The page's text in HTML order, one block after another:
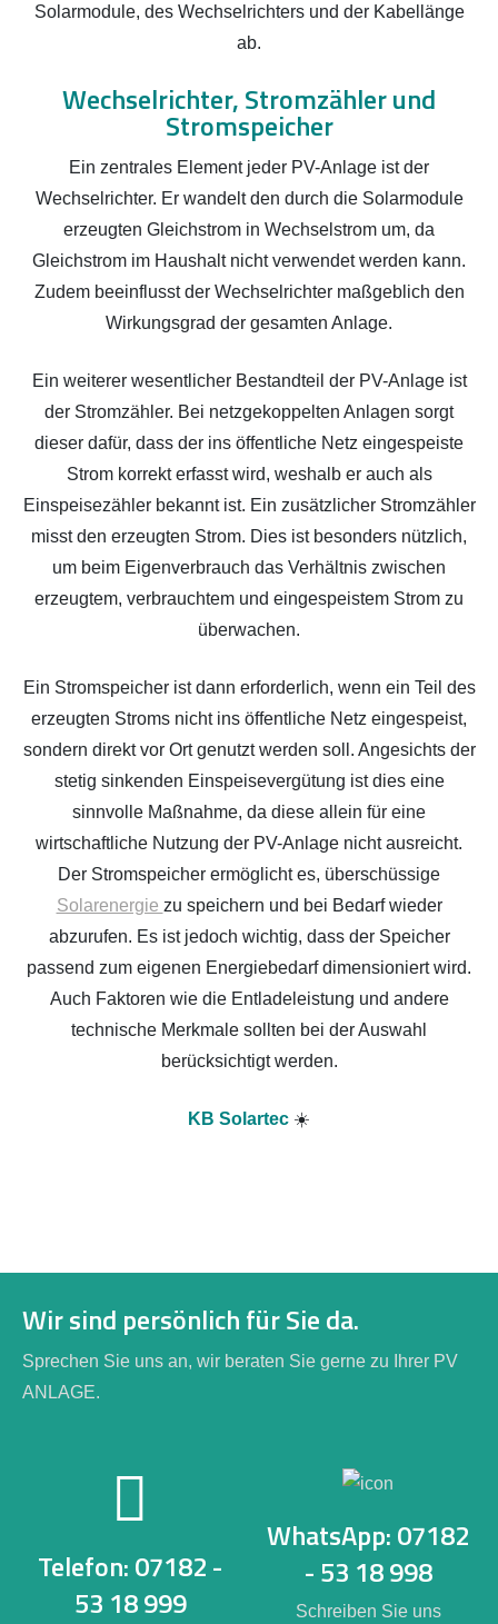
Solarmodule, des Wechselrichters und der Kabellänge
ab.
Wechselrichter, Stromzähler und
Stromspeicher
Ein zentrales Element jeder PV-Anlage ist der
Wechselrichter. Er wandelt den durch die Solarmodule
erzeugten Gleichstrom in Wechselstrom um, da
Gleichstrom im Haushalt nicht verwendet werden kann.
Zudem beeinflusst der Wechselrichter maßgeblich den
Wirkungsgrad der gesamten Anlage.
Ein weiterer wesentlicher Bestandteil der PV-Anlage ist
der Stromzähler. Bei netzgekoppelten Anlagen sorgt
dieser dafür, dass der ins öffentliche Netz eingespeiste
Strom korrekt erfasst wird, weshalb er auch als
Einspeisezähler bekannt ist. Ein zusätzlicher Stromzähler
misst den erzeugten Strom. Dies ist besonders nützlich,
um beim Eigenverbrauch das Verhältnis zwischen
erzeugtem, verbrauchtem und eingespeistem Strom zu
überwachen.
Ein Stromspeicher ist dann erforderlich, wenn ein Teil des
erzeugten Stroms nicht ins öffentliche Netz eingespeist,
sondern direkt vor Ort genutzt werden soll. Angesichts der
stetig sinkenden Einspeisevergütung ist dies eine
sinnvolle Maßnahme, da diese allein für eine
wirtschaftliche Nutzung der PV-Anlage nicht ausreicht.
Der Stromspeicher ermöglicht es, überschüssige
Solarenergie zu speichern und bei Bedarf wieder
abzurufen. Es ist jedoch wichtig, dass der Speicher
passend zum eigenen Energiebedarf dimensioniert wird.
Auch Faktoren wie die Entladeleistung und andere
technische Merkmale sollten bei der Auswahl
berücksichtigt werden.
KB Solartec ☀️
Wir sind persönlich für Sie da.
Sprechen Sie uns an, wir beraten Sie gerne zu Ihrer PV
ANLAGE.
Telefon: 07182 -
53 18 999
WhatsApp: 07182
- 53 18 998
Schreiben Sie uns